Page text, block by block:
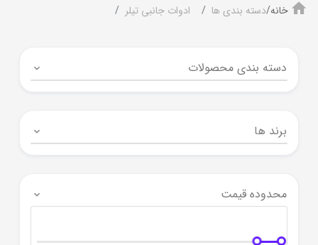
خانه/دسته بندی ها ادوات جانبی تیلر
دسته بندی محصولات
برند ها
محدوده قیمت